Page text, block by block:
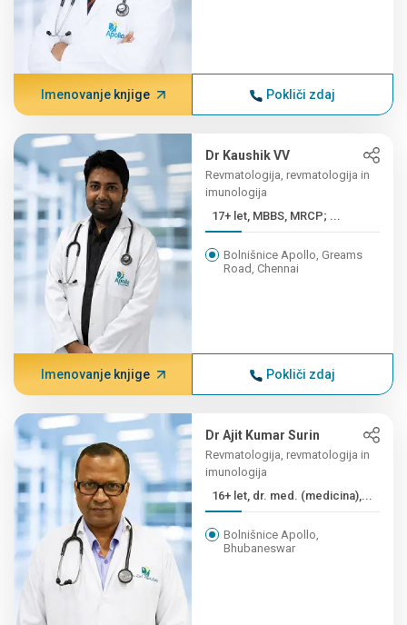
Imenovanje knjige Pokliči zdaj
Dr Kaushik VV
Revmatologija, revmatologija in
imunologija
17+ let, MBBS, MRCP; ...
Bolnišnice Apollo, Greams
Road, Chennai
Imenovanje knjige Pokliči zdaj
Dr Ajit Kumar Surin
Revmatologija, revmatologija in
imunologija
16+ let, dr. med. (medicina),...
Bolnišnice Apollo,
Bhubaneswar